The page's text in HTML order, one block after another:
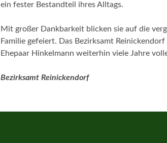
ein fester Bestandteil ihres Alltags.
Mit großer Dankbarkeit blicken sie auf die
Familie gefeiert. Das Bezirksamt
Ehepaar Hinkelmann weiterhin viele Jahre
Bezirksamt Reinickendorf